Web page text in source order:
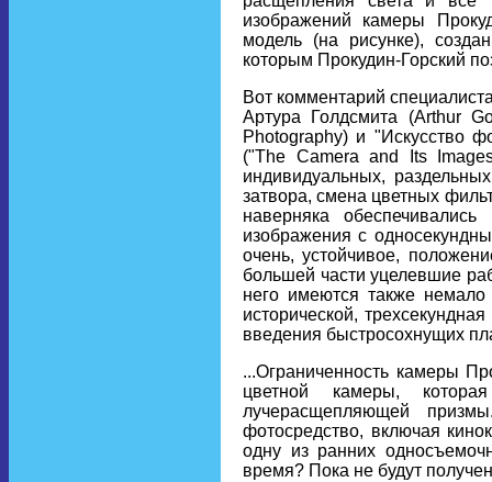
изображений камеры
модель (на рисунке),
которым Прокудин-Горский
Вот комментарий
Артура Голдсмита (Arthur
Photography) и "Искусство
("The Camera and Its
индивидуальных,
затвора, смена цветных
наверняка
изображения с
очень, устойчивое,
большей части уцелевшие
него имеются также
исторической,
введения быстросохнущих
...Ограниченность камеры
цветной камеры,
лучерасщепляющей
фотосредство, включая
одну из ранних
время? Пока не будут